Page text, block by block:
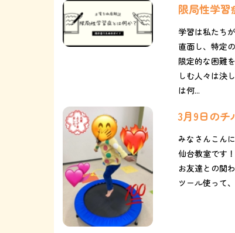
限局性学
学習は私たち
直面し、特定
限定的な困難
しむ人々は決
は何...
3月9日の
みなさんこん
仙台教室です
お友達との関
ツール使って